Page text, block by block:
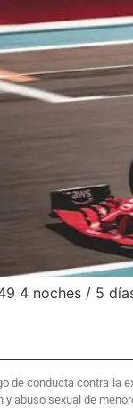
4 noches / 5
de conducta contra la
abuso sexual de